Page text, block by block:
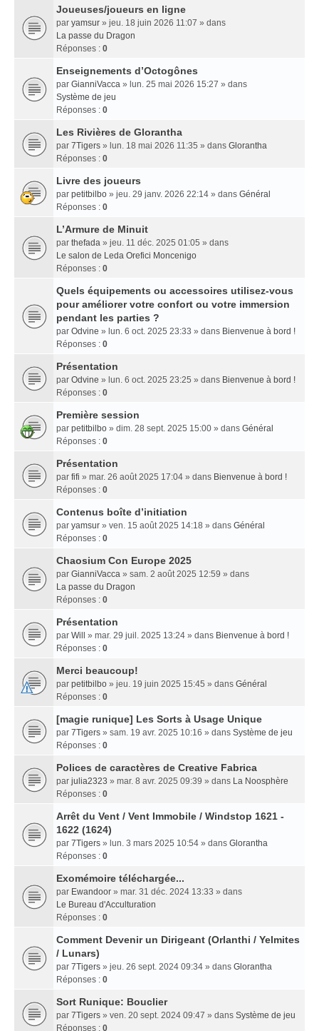
Joueuses/joueurs en ligne
par yamsur » jeu. 18 juin 2026 11:07 » dans
La passe du Dragon
Réponses : 0
Enseignements dʼOctogônes
par GianniVacca » lun. 25 mai 2026 15:27 » dans
Système de jeu
Réponses : 0
Les Rivières de Glorantha
par 7Tigers » lun. 18 mai 2026 11:35 » dans Glorantha
Réponses : 0
Livre des joueurs
par petitbilbo » jeu. 29 janv. 2026 22:14 » dans Général
Réponses : 0
L’Armure de Minuit
par thefada » jeu. 11 déc. 2025 01:05 » dans
Le salon de Leda Orefici Moncenigo
Réponses : 0
Quels équipements ou accessoires utilisez-vous
pour améliorer votre confort ou votre immersion
pendant les parties ?
par Odvine » lun. 6 oct. 2025 23:33 » dans Bienvenue à bord !
Réponses : 0
Présentation
par Odvine » lun. 6 oct. 2025 23:25 » dans Bienvenue à bord !
Réponses : 0
Première session
par petitbilbo » dim. 28 sept. 2025 15:00 » dans Général
Réponses : 0
Présentation
par fifi » mar. 26 août 2025 17:04 » dans Bienvenue à bord !
Réponses : 0
Contenus boîte d’initiation
par yamsur » ven. 15 août 2025 14:18 » dans Général
Réponses : 0
Chaosium Con Europe 2025
par GianniVacca » sam. 2 août 2025 12:59 » dans
La passe du Dragon
Réponses : 0
Présentation
par Will » mar. 29 juil. 2025 13:24 » dans Bienvenue à bord !
Réponses : 0
Merci beaucoup!
par petitbilbo » jeu. 19 juin 2025 15:45 » dans Général
Réponses : 0
[magie runique] Les Sorts à Usage Unique
par 7Tigers » sam. 19 avr. 2025 10:16 » dans Système de jeu
Réponses : 0
Polices de caractères de Creative Fabrica
par julia2323 » mar. 8 avr. 2025 09:39 » dans La Noosphère
Réponses : 0
Arrêt du Vent / Vent Immobile / Windstop 1621 -
1622 (1624)
par 7Tigers » lun. 3 mars 2025 10:54 » dans Glorantha
Réponses : 0
Exomémoire téléchargée...
par Ewandoor » mar. 31 déc. 2024 13:33 » dans
Le Bureau d'Acculturation
Réponses : 0
Comment Devenir un Dirigeant (Orlanthi / Yelmites
/ Lunars)
par 7Tigers » jeu. 26 sept. 2024 09:34 » dans Glorantha
Réponses : 0
Sort Runique: Bouclier
par 7Tigers » ven. 20 sept. 2024 09:47 » dans Système de jeu
Réponses : 0